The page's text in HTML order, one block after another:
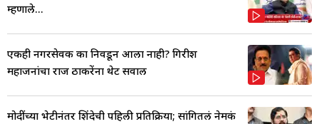
म्हणाले...
एकही नगरसेवक का निवडून आला नाही? गिरीश
महाजनांचा राज ठाकरेंना थेट सवाल
मोदींच्या भेटीनंतर शिंदेची पहिली प्रतिक्रिया; सांगितलं नेमकं